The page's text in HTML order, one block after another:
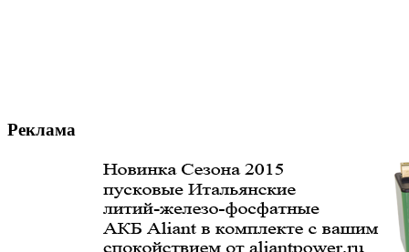
Реклама